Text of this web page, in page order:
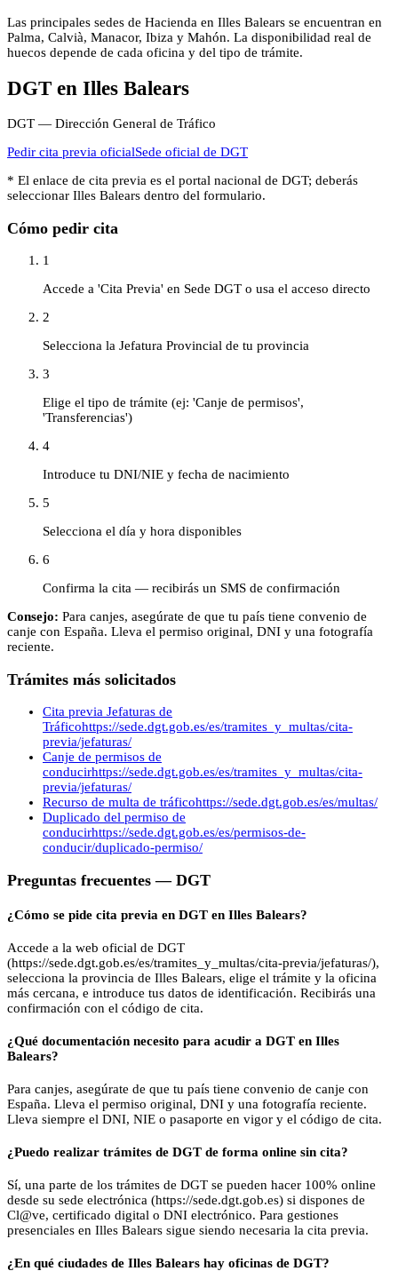
Las principales sedes de Hacienda en Illes Balears se encuentran en
Palma, Calvià, Manacor, Ibiza y Mahón. La disponibilidad real de
huecos depende de cada oficina y del tipo de trámite.
DGT en Illes Balears
DGT — Dirección General de Tráfico
Pedir cita previa oficialSede oficial de DGT
* El enlace de cita previa es el portal nacional de DGT; deberás
seleccionar Illes Balears dentro del formulario.
Cómo pedir cita
1
Accede a 'Cita Previa' en Sede DGT o usa el acceso directo
2
Selecciona la Jefatura Provincial de tu provincia
3
Elige el tipo de trámite (ej: 'Canje de permisos',
'Transferencias')
4
Introduce tu DNI/NIE y fecha de nacimiento
5
Selecciona el día y hora disponibles
6
Confirma la cita — recibirás un SMS de confirmación
Consejo: Para canjes, asegúrate de que tu país tiene convenio de
canje con España. Lleva el permiso original, DNI y una fotografía
reciente.
Trámites más solicitados
Cita previa Jefaturas de
Tráficohttps://sede.dgt.gob.es/es/tramites_y_multas/cita-
previa/jefaturas/
Canje de permisos de
conducirhttps://sede.dgt.gob.es/es/tramites_y_multas/cita-
previa/jefaturas/
Recurso de multa de tráficohttps://sede.dgt.gob.es/es/multas/
Duplicado del permiso de
conducirhttps://sede.dgt.gob.es/es/permisos-de-
conducir/duplicado-permiso/
Preguntas frecuentes — DGT
¿Cómo se pide cita previa en DGT en Illes Balears?
Accede a la web oficial de DGT
(https://sede.dgt.gob.es/es/tramites_y_multas/cita-previa/jefaturas/),
selecciona la provincia de Illes Balears, elige el trámite y la oficina
más cercana, e introduce tus datos de identificación. Recibirás una
confirmación con el código de cita.
¿Qué documentación necesito para acudir a DGT en Illes
Balears?
Para canjes, asegúrate de que tu país tiene convenio de canje con
España. Lleva el permiso original, DNI y una fotografía reciente.
Lleva siempre el DNI, NIE o pasaporte en vigor y el código de cita.
¿Puedo realizar trámites de DGT de forma online sin cita?
Sí, una parte de los trámites de DGT se pueden hacer 100% online
desde su sede electrónica (https://sede.dgt.gob.es) si dispones de
Cl@ve, certificado digital o DNI electrónico. Para gestiones
presenciales en Illes Balears sigue siendo necesaria la cita previa.
¿En qué ciudades de Illes Balears hay oficinas de DGT?